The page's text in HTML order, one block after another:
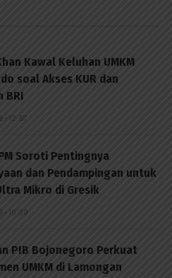
Kawal Keluhan UMKM
soal Akses KUR dan
BRI
- 12:57
Soroti Pentingnya
dan Pendampingan untuk
Mikro di Gresik
- 10:39
PIB Bojonegoro Perkuat
UMKM di Lamongan